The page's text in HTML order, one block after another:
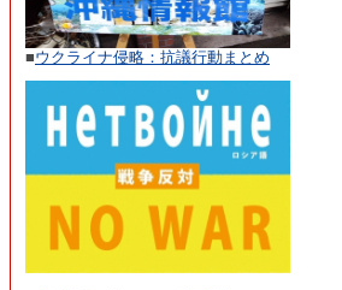
■ウクライナ侵略：抗議行動まとめ